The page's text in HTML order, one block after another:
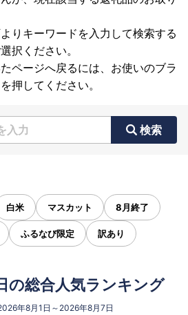
りキーワードを入力して検索する
択ください。
ページへ戻るには、お使いのブラ
押してください。
検索
白米 マスカット 8月終了
ふるなび限定 訳あり
総合人気ランキング
年8月1日～2026年8月7日